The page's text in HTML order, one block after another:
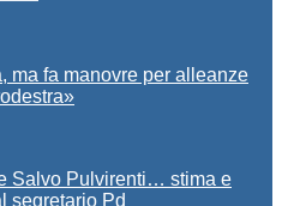
ma fa manovre per alleanze
Salvo Pulvirenti… stima e
segretario Pd